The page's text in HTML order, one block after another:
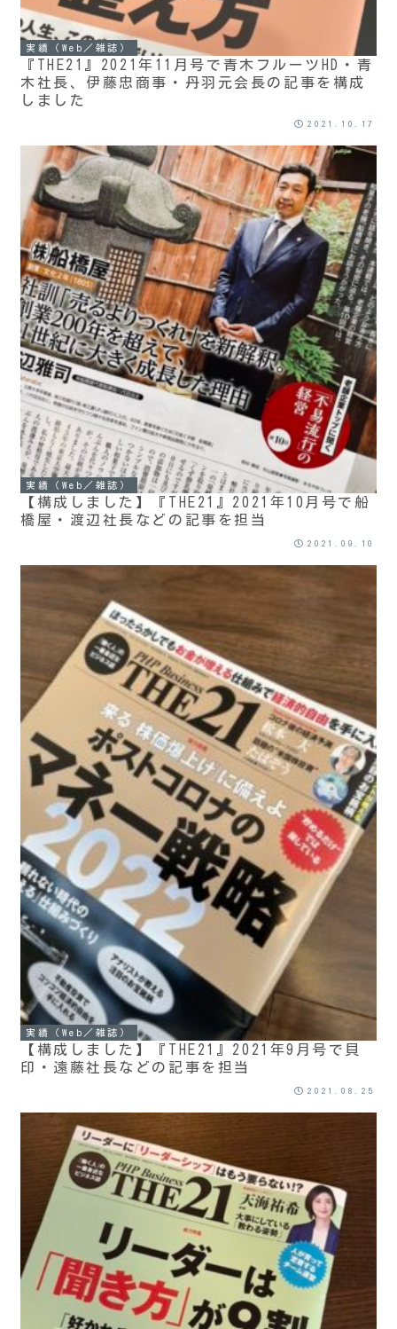
実績（Web／雑誌）
『THE21』2021年11月号で青木フルーツHD・青
木社長、伊藤忠商事・丹羽元会長の記事を構成
しました
2021.10.17
実績（Web／雑誌）
【構成しました】『THE21』2021年10月号で船
橋屋・渡辺社長などの記事を担当
2021.09.10
実績（Web／雑誌）
【構成しました】『THE21』2021年9月号で貝
印・遠藤社長などの記事を担当
2021.08.25